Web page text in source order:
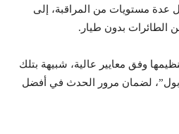
عدة مستويات من المراقبة، إلى
الطائرات بدون طيار.
وفق معايير عالية، شبيهة بتلك
بول”، لضمان مرور الحدث في أفضل